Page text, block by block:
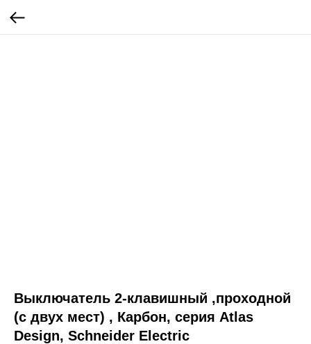
Выключатель 2-клавишный ,проходной
(с двух мест) , Карбон, серия Atlas
Design, Schneider Electric